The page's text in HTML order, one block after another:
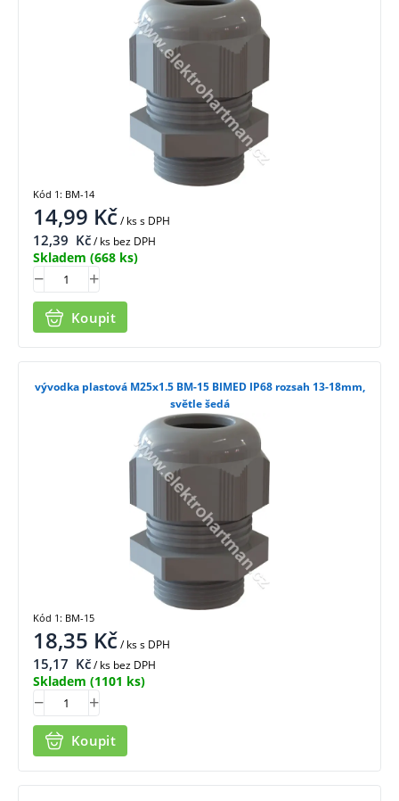
14,99 Kč/ kss DPH
12,39 Kč/ ks bez DPH
Skladem (668 ks)
Koupit
Kód 1: BM-14
vývodka plastová M25x1.5 BM-15 BIMED IP68 rozsah 13-18mm,
světle šedá
18,35 Kč/ kss DPH
15,17 Kč/ ks bez DPH
Skladem (1101 ks)
Koupit
Kód 1: BM-15